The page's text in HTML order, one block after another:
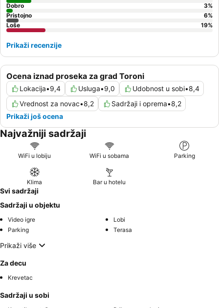
Ocena iznad proseka za grad Toroni
Lokacija•9,4 Usluga•9,0 Udobnost u sobi•8,4
Vrednost za novac•8,2 Sadržaji i oprema•8,2
Prikaži još ocena
Dobro
3%
Pristojno
6%
Loše
19%
Prikaži recenzije
Najvažniji sadržaji
WiFi u lobiju WiFi u sobama Parking
Klima Bar u hotelu
Svi sadržaji
Sadržaji u objektu
Video igre
Lobi
Parking
Terasa
Prikaži više
Za decu
Krevetac
Sadržaji u sobi